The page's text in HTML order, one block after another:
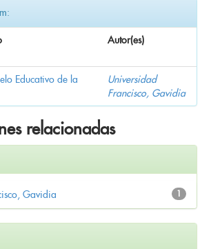
Autor(es)
Educativo de la
Universidad
Francisco, Gavidia
relacionadas
1
Gavidia